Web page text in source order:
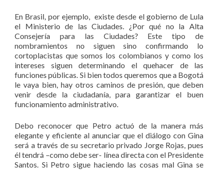
En Brasil, por ejemplo, existe desde el gobierno de Lula
el Ministerio de las Ciudades. ¿Por qué no la Alta
Consejería para las Ciudades? Este tipo de
nombramientos no siguen sino confirmando lo
cortoplacistas que somos los colombianos y como los
intereses siguen determinando el quehacer de las
funciones públicas. Si bien todos queremos que a Bogotá
le vaya bien, hay otros caminos de presión, que deben
venir desde la ciudadanía, para garantizar el buen
funcionamiento administrativo.
Debo reconocer que Petro actuó de la manera más
elegante y eficiente al anunciar que el diálogo con Gina
será a través de su secretario privado Jorge Rojas, pues
él tendrá –como debe ser- línea directa con el Presidente
Santos. Si Petro sigue haciendo las cosas mal Gina se